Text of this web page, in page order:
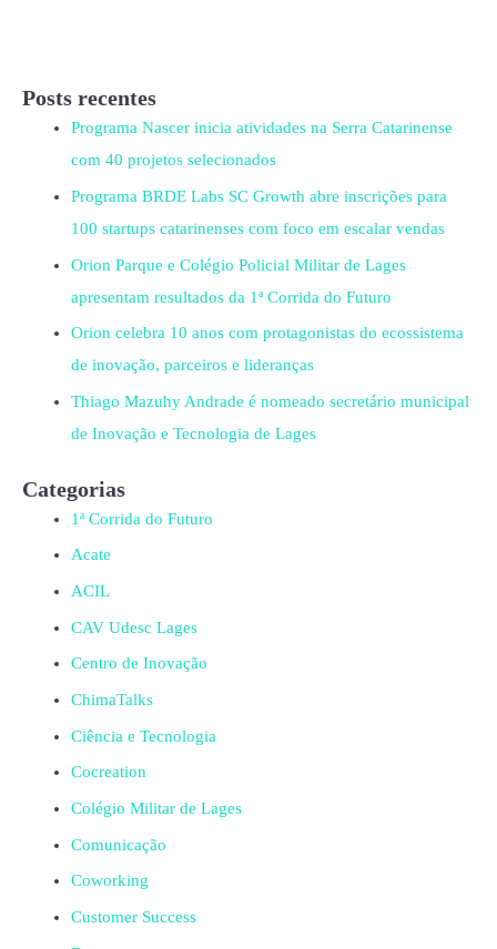
Posts recentes
Programa Nascer inicia atividades na Serra Catarinense
com 40 projetos selecionados
Programa BRDE Labs SC Growth abre inscrições para
100 startups catarinenses com foco em escalar vendas
Orion Parque e Colégio Policial Militar de Lages
apresentam resultados da 1ª Corrida do Futuro
Orion celebra 10 anos com protagonistas do ecossistema
de inovação, parceiros e lideranças
Thiago Mazuhy Andrade é nomeado secretário municipal
de Inovação e Tecnologia de Lages
Categorias
1ª Corrida do Futuro
Acate
ACIL
CAV Udesc Lages
Centro de Inovação
ChimaTalks
Ciência e Tecnologia
Cocreation
Colégio Militar de Lages
Comunicação
Coworking
Customer Success